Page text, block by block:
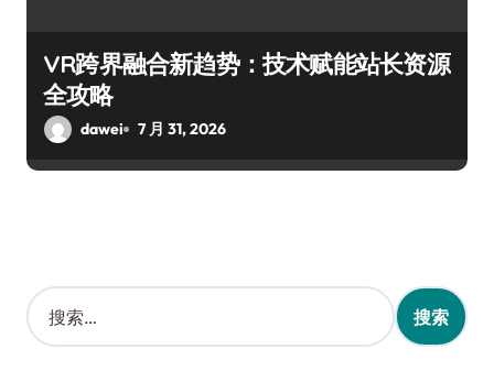
VR跨界融合新趋势：技术赋能站长资源
全攻略
dawei 7 月 31, 2026
搜
索
：